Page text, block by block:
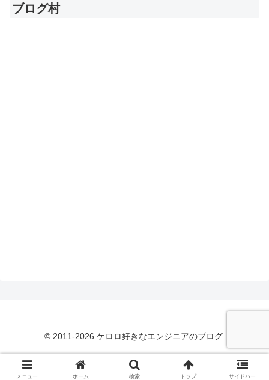
ブログ村
© 2011-2026 ケロロ好きなエンジニアのブログ.
メニュー ホーム 検索 トップ サイドバー